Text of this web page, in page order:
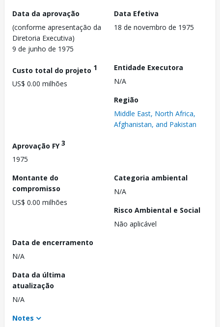
Data da aprovação
(conforme apresentação da
Diretoria Executiva)
9 de junho de 1975
Data Efetiva
18 de novembro de 1975
Custo total do projeto 1
US$ 0.00 milhões
Entidade Executora
N/A
Região
Middle East, North Africa,
Afghanistan, and Pakistan
Aprovação FY3
1975
Montante do
compromisso
US$ 0.00 milhões
Categoria ambiental
N/A
Risco Ambiental e Social
Não aplicável
Data de encerramento
N/A
Data da última
atualização
N/A
Notes